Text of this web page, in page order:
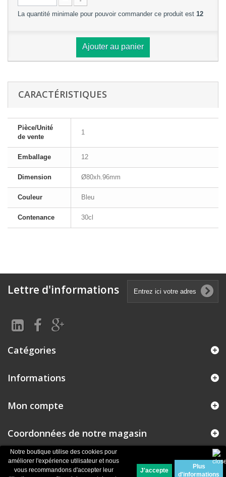
Notre boutique utilise des cookies pour
améliorer l'expérience utilisateur et nous
vous recommandons d'accepter leur
Plus
d'informations
La quantité minimale pour pouvoir commander ce produit est 12
Ajouter au panier
CARACTÉRISTIQUES
Pièce/Unité
de vente
1
Emballage 12
Dimension Ø80xh.96mm
Couleur Bleu
Contenance 30cl
Lettre d'informations
Catégories
Informations
© 2026Logiciel e-commerce par PrestaShop™
Mon compte
Coordonnées de notre magasin